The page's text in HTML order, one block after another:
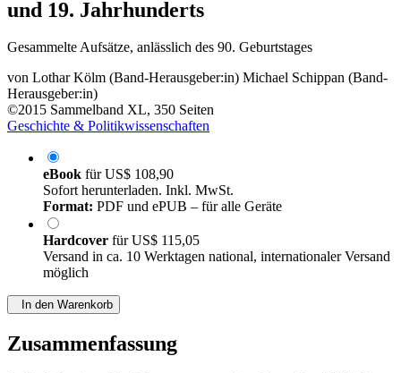
und 19. Jahrhunderts
Gesammelte Aufsätze, anlässlich des 90. Geburtstages
von Lothar Kölm (Band-Herausgeber:in) Michael Schippan (Band-
Herausgeber:in)
©2015 Sammelband XL, 350 Seiten
Geschichte & Politikwissenschaften
eBook fürUS$ 108,90
Sofort herunterladen. Inkl. MwSt.
Format: PDF und ePUB – für alle Geräte
Hardcover fürUS$ 115,05
Versand in ca. 10 Werktagen national, internationaler Versand
möglich
In den Warenkorb
Zusammenfassung